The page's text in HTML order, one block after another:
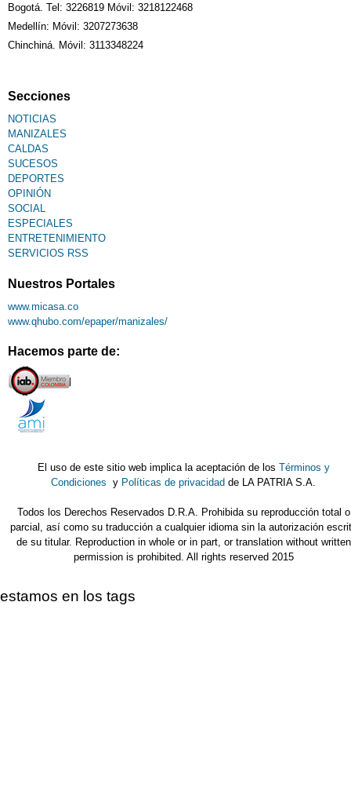
Bogotá. Tel: 3226819 Móvil: 3218122468
Medellín: Móvil: 3207273638
Chinchiná. Móvil: 3113348224
Secciones
NOTICIAS
MANIZALES
CALDAS
SUCESOS
DEPORTES
OPINIÓN
SOCIAL
ESPECIALES
ENTRETENIMIENTO
SERVICIOS RSS
Nuestros Portales
www.micasa.co
www.qhubo.com/epaper/manizales/
Hacemos parte de:
El uso de este sitio web implica la aceptación de los Términos y
Condiciones y Políticas de privacidad de LA PATRIA S.A.
Todos los Derechos Reservados D.R.A. Prohibida su reproducción total o
parcial, así como su traducción a cualquier idioma sin la autorización
de su titular. Reproduction in whole or in part, or translation without written
permission is prohibited. All rights reserved 2015
estamos en los tags